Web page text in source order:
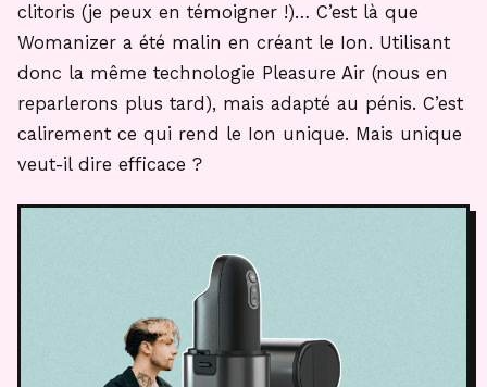
clitoris (je peux en témoigner !)… C’est là que
Womanizer a été malin en créant le Ion. Utilisant
donc la même technologie Pleasure Air (nous en
reparlerons plus tard), mais adapté au pénis. C’est
calirement ce qui rend le Ion unique. Mais unique
veut-il dire efficace ?